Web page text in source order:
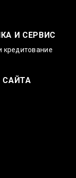
И СЕРВИС
кредитование
САЙТА